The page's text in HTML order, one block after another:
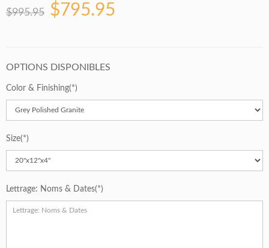
$995.95 $795.95
OPTIONS DISPONIBLES
Color & Finishing
Size
Lettrage: Noms & Dates